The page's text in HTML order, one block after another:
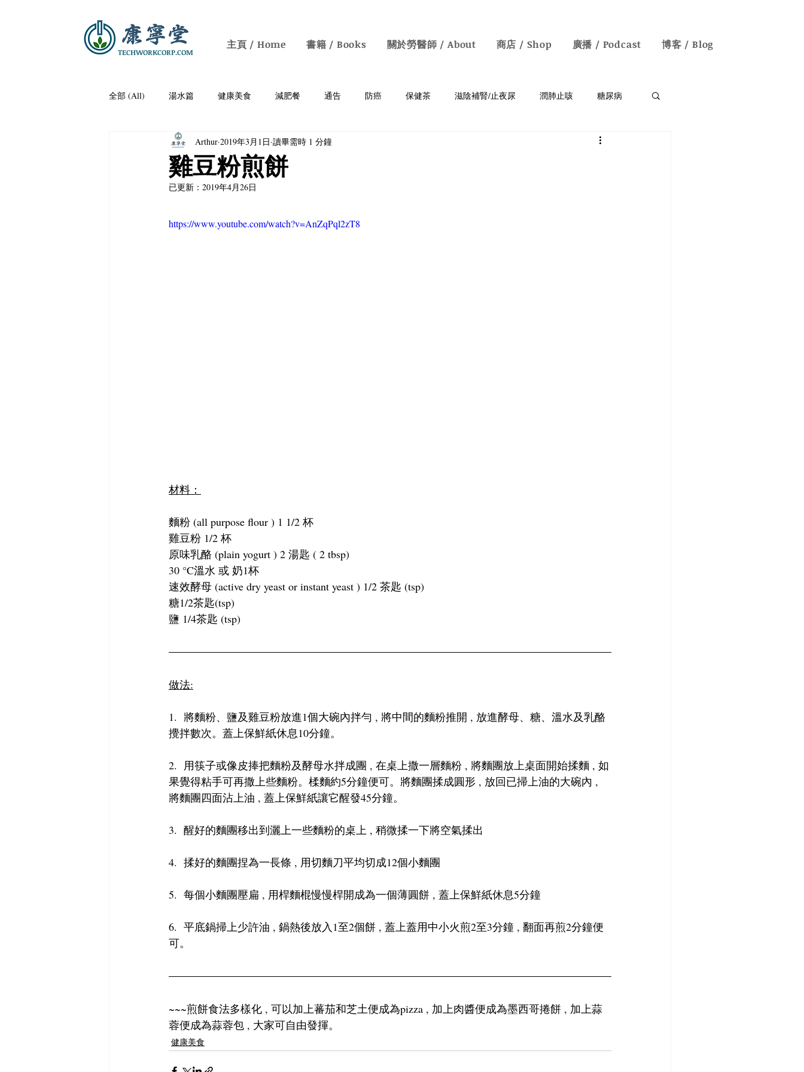
TECHWORKCORP.COM
主頁 / Home 書籍 / Books 關於勞醫師 / About 商店 / Shop 廣播 / Podcast 博客 / Blog
全部 (All) 湯水篇 健康美食 減肥餐 通告 防癌 保健茶 滋陰補腎/止夜尿 潤肺止咳 糖尿病
防三高/降血壓 老人癡呆 胃病
保腦益智 開胃
雞豆粉煎餅
Arthur 2019年3月1日 讀畢需時 1 分鐘
已更新： 2019年4月26日
https://www.youtube.com/watch?v=AnZqPql2zT8
材料：
麵粉 (all purpose flour ) 1 1/2 杯
雞豆粉 1/2 杯
原味乳酪 (plain yogurt ) 2 湯匙 ( 2 tbsp)
30 °C溫水 或 奶1杯
速效酵母 (active dry yeast or instant yeast ) 1/2 茶匙 (tsp)
糖1/2茶匙(tsp)
鹽 1/4茶匙 (tsp)
做法:
1.  將麵粉、鹽及雞豆粉放進1個大碗內拌勻 , 將中間的麵粉推開 , 放進酵母、糖、溫水及乳酪
攪拌數次。蓋上保鮮紙休息10分鐘。
2.  用筷子或像皮捧把麵粉及酵母水拌成團 , 在桌上撒一層麵粉 , 將麵團放上桌面開始揉麵 , 如
果覺得粘手可再撒上些麵粉。楺麵約5分鐘便可。將麵團揉成圓形 , 放回已掃上油的大碗內 ,
將麵團四面沾上油 , 蓋上保鮮紙讓它醒發45分鐘。
3.  醒好的麵團移出到灑上一些麵粉的桌上 , 稍微揉一下將空氣揉出
4.  揉好的麵團捏為一長條 , 用切麵刀平均切成12個小麵團
5.  每個小麵團壓扁 , 用桿麵棍慢慢桿開成為一個薄圓餅 , 蓋上保鮮紙休息5分鐘
6.  平底鍋掃上少許油 , 鍋熱後放入1至2個餅 , 蓋上蓋用中小火煎2至3分鐘 , 翻面再煎2分鐘便
可。
~~~煎餅食法多樣化 , 可以加上蕃茄和芝土便成為pizza , 加上肉醬便成為墨西哥捲餅 , 加上蒜
蓉便成為蒜蓉包 , 大家可自由發揮。
健康美食